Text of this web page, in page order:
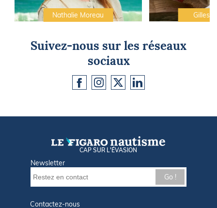
Nathalie Moreau Gilles
Suivez-nous sur les réseaux
sociaux
CAP SUR L'ÉVASION
Newsletter
Go !
Contactez-nous